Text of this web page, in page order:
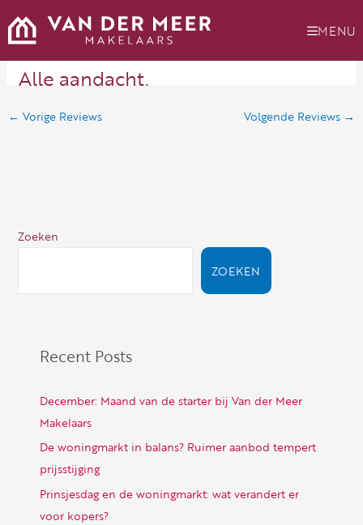
naar
de
inhoud
MENU
Alle aandacht.
← Vorige Reviews Volgende Reviews →
Zoeken
ZOEKEN
Recent Posts
December: Maand van de starter bij Van der Meer
Makelaars
De woningmarkt in balans? Ruimer aanbod tempert
prijsstijging
Prinsjesdag en de woningmarkt: wat verandert er
voor kopers?